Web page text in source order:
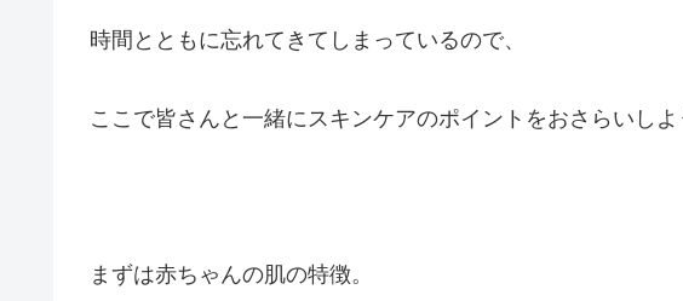
時間とともに忘れてきてしまっているので、
ここで皆さんと一緒にスキンケアのポイントをおさらいしよ
まずは赤ちゃんの肌の特徴。